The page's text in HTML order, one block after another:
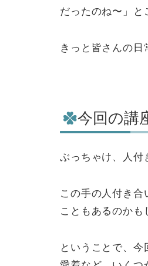
だったのね〜」と
きっと皆さんの
今回の講
ぶっちゃけ、人付
この手の人付き
こともあるのか
ということで、